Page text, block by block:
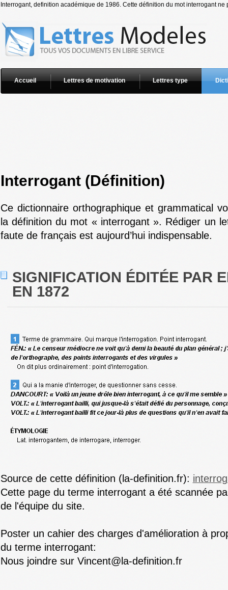
Interrogant, definition académique de 1986. Cette définition du mot interrogant
Accueil Lettres de motivation Lettres type
Interrogant (Définition)
Ce dictionnaire orthographique et grammatical
la définition du mot « interrogant ». Rédiger un
faute de français est aujourd’hui indispensable.
SIGNIFICATION ÉDITÉE PAR
EN 1872
Source de cette définition (la-definition.fr):
Cette page du terme interrogant a été scannée
de l'équipe du site.
Poster un cahier des charges d'amélioration à
du terme interrogant:
Nous joindre sur Vincent@la-definition.fr